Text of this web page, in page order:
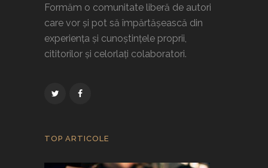
Formăm o comunitate liberă de autori
care vor și pot să împărtășească din
experiența și cunoștințele proprii,
cititorilor și celorlați colaboratori.
TOP ARTICOLE